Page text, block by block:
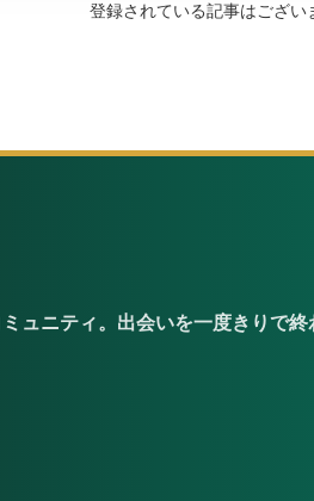
登録されている記事はござい
ュニティ。出会いを一度きりで終